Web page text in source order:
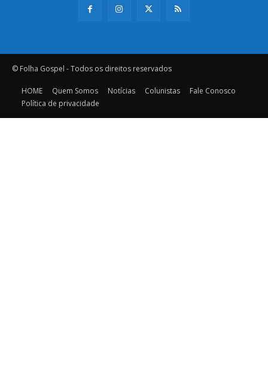
© Folha Gospel - Todos os direitos reservados
HOME Quem Somos Notícias Colunistas
Fale Conosco
Política de privacidade